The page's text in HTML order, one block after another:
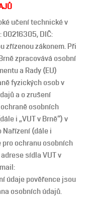
učení technické v
00216305, DIČ:
zřízenou zákonem. Při
zpracovává osobní
a Rady (EU)
fyzických osob v
a o zrušení
osobních
i „VUT v Brně“) v
(dále i
pro ochranu osobních
sídla VUT v
údaje pověřence jsou
osobních údajů.